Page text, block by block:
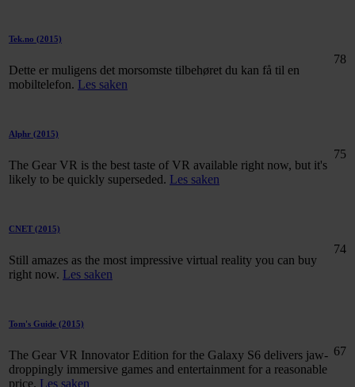
Tek.no (2015)
Dette er muligens det morsomste tilbehøret du kan få til en
mobiltelefon. Les saken
78
Alphr (2015)
The Gear VR is the best taste of VR available right now, but it's
likely to be quickly superseded. Les saken
75
CNET (2015)
Still amazes as the most impressive virtual reality you can buy
right now. Les saken
74
Tom's Guide (2015)
The Gear VR Innovator Edition for the Galaxy S6 delivers jaw-
droppingly immersive games and entertainment for a reasonable
price. Les saken
67